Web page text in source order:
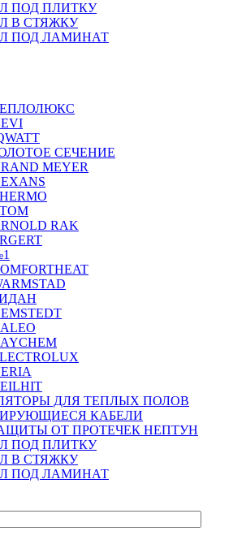
ПОД ПЛИТКУ
В СТЯЖКУ
ПОД ЛАМИНАТ
СЕЧЕНИЕ
MEYER
RAK
ДЛЯ ТЕПЛЫХ ПОЛОВ
КАБЕЛИ
ОТ ПРОТЕЧЕК НЕПТУН
ПОД ПЛИТКУ
В СТЯЖКУ
ПОД ЛАМИНАТ